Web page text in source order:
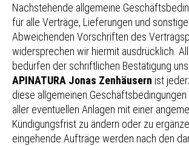
Nachstehende allgemeine
für alle Verträge, Lieferungen und sonstige
Abweichenden Vorschriften des
widersprechen wir hiermit ausdrücklich.
bedürfen der schriftlichen Bestätigung
APINATURA Jonas Zenhäusern ist
diese allgemeinen
aller eventuellen Anlagen mit einer
Kündigungsfrist zu ändern oder zu
eingehende Aufträge werden nach den